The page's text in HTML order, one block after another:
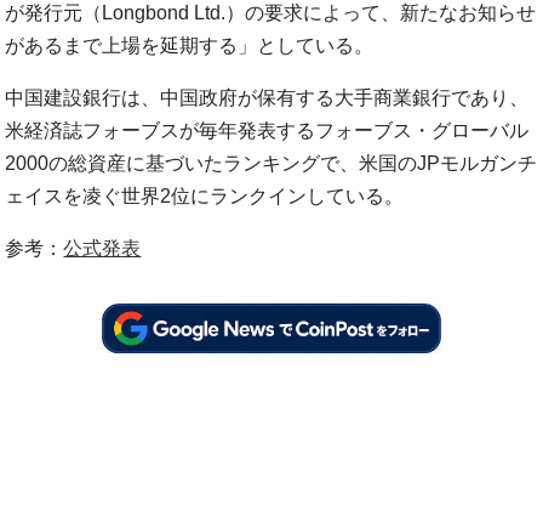
が発行元（Longbond Ltd.）の要求によって、新たなお知らせ
があるまで上場を延期する」としている。
中国建設銀行は、中国政府が保有する大手商業銀行であり、
米経済誌フォーブスが毎年発表するフォーブス・グローバル
2000の総資産に基づいたランキングで、米国のJPモルガンチ
ェイスを凌ぐ世界2位にランクインしている。
参考：公式発表